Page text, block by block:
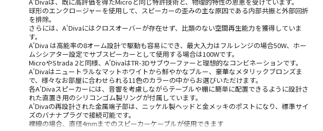
球形のエンクロージャーを使用して、スピーカーの歪みの主な原因である内部共振と外部回折
を排除。
さらには、A'Divaにはクロスオーバーが存在せず、比類のない空間再生能力を獲得していま
す。
A'Diva は高能率の8オーム設計で駆動も容易にでき、最大入力はフルレンジの場合50W、ホー
ムシシアター設定でサブスピーカーとして使用する場合は100Wです。
MicroやStrada 2と同様、A'DivaはTR-3Dサブウーファーと理想的なコンビネーションです。
A'Divaはニュートラルなマットホワイトから鮮やかなブルー、豪華なメタリックブロンズま
で、様々なお部屋に合わせられる11色のカラーの中からお選びいただけます。
各A'Divaスピーカーには、音響を考慮しながらテーブルや棚に簡単に配置できるように設計さ
れた直置き用のシリコンゴム製リングが付属しています。
A'Divaの再設計された金属端子部は、ニッケル製ヘッドと金メッキのポストになり、標準サイ
ズのバナナプラグで接続可能です。
裸線の場合、直径4mmまでのスピーカーケーブルが使用できます